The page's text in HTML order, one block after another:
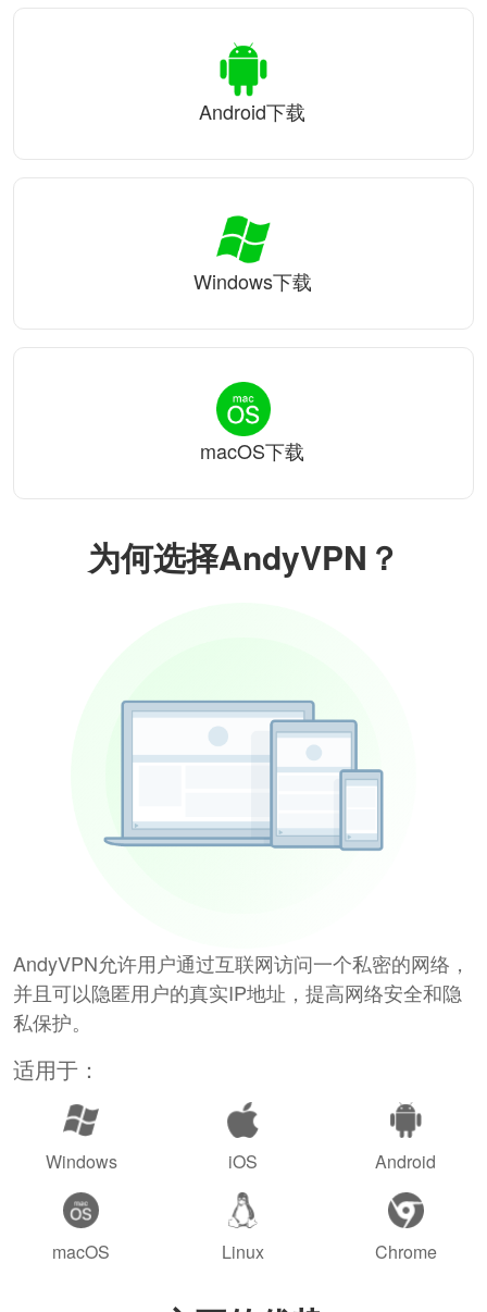
为何选择AndyVPN？
AndyVPN允许用户通过互联网访问一个私密的网络，
并且可以隐匿用户的真实IP地址，提高网络安全和隐
私保护。
适用于：
Windows iOS Android
macOS Linux Chrome
Android下载
Windows下载
macOS下载